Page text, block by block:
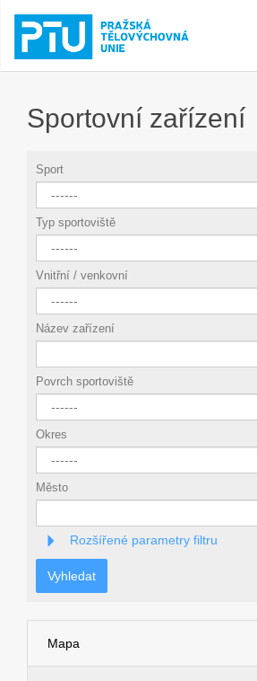
Sportovní zařízení
Sport
Typ sportoviště
Vnitřní / venkovní
Název zařízení
Povrch sportoviště
Okres
Město
Rozšířené parametry filtru
Vyhledat
Mapa